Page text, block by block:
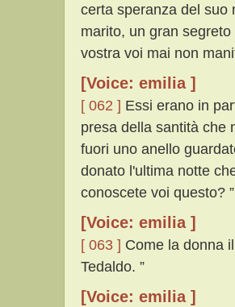
certa speranza del suo
marito, un gran
vostra voi mai non
[Voice: emilia ]
[ 062 ] Essi erano in
presa della santità che
fuori uno anello
donato l'ultima notte
conoscete voi questo? ”
[Voice: emilia ]
[ 063 ] Come la donna
Tedaldo. ”
[Voice: emilia ]